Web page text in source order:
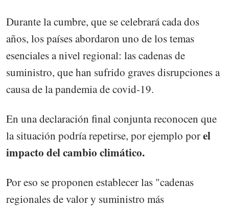
Durante la cumbre, que se celebrará cada dos
años, los países abordaron uno de los temas
esenciales a nivel regional: las cadenas de
suministro, que han sufrido graves disrupciones a
causa de la pandemia de covid-19.
En una declaración final conjunta reconocen que
la situación podría repetirse, por ejemplo porel
impacto del cambio climático.
Por eso se proponen establecer las "cadenas
regionales de valor y suministro más